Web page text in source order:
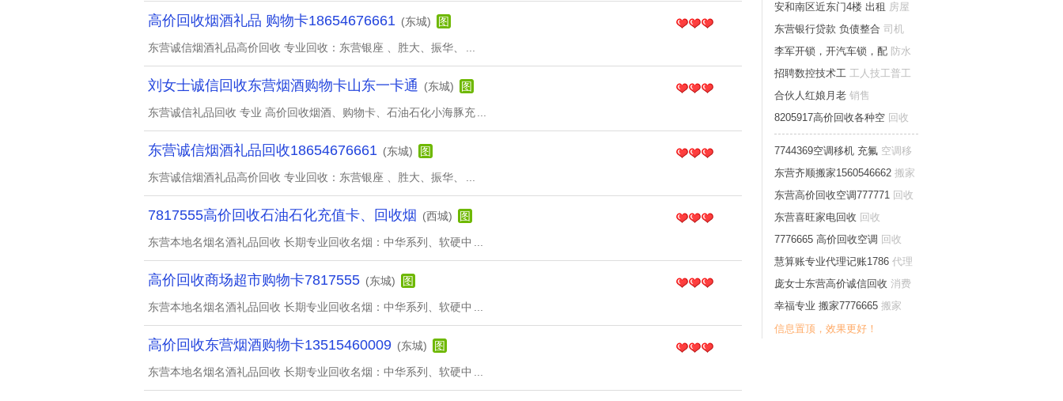
高价回收烟酒礼品 购物卡18654676661 (东城) 图
东营诚信烟酒礼品高价回收 专业回收：东营银座 、胜大、振华、
刘女士诚信回收东营烟酒购物卡山东一卡通 (东城) 图
东营诚信礼品回收 专业 高价回收烟酒、购物卡、石油石化小海豚充
东营诚信烟酒礼品回收18654676661 (东城) 图
东营诚信烟酒礼品高价回收 专业回收：东营银座 、胜大、振华、
7817555高价回收石油石化充值卡、回收烟 (西城) 图
东营本地名烟名酒礼品回收 长期专业回收名烟：中华系列、软硬中
高价回收商场超市购物卡7817555 (东城) 图
东营本地名烟名酒礼品回收 长期专业回收名烟：中华系列、软硬中
高价回收东营烟酒购物卡13515460009 (东城) 图
东营本地名烟名酒礼品回收 长期专业回收名烟：中华系列、软硬中
安和南区近东门4楼 出租 房屋
出租
东营银行贷款 负债整合 司机
李军开锁，开汽车锁，配 防水
开锁家庭维修
招聘数控技术工 工人技工普工
合伙人红娘月老 销售
8205917高价回收各种空 回收
7744369空调移机 充氟 空调移
修
东营齐顺搬家1560546662 搬家
东营高价回收空调777771 回收
东营喜旺家电回收 回收
7776665 高价回收空调 回收
慧算账专业代理记账1786 代理
记账财税
庞女士东营高价诚信回收 消费
卡券票
幸福专业 搬家7776665 搬家
信息置顶，效果更好！